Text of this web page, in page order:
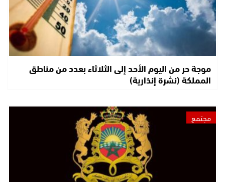
موجة حر من اليوم الأحد إلى الثلاثاء بعدد من مناطق
المملكة (نشرة إنذارية)
مجتمع